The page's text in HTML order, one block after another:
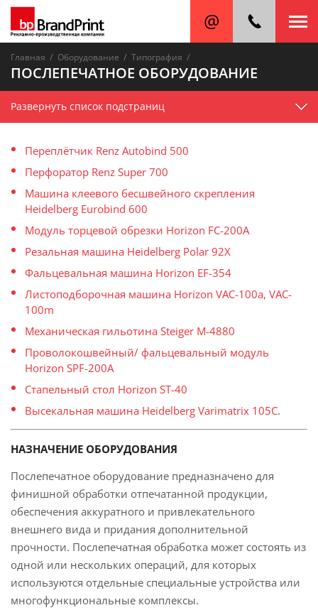
Главная / Оборудование / Типография /
ПОСЛЕПЕЧАТНОЕ ОБОРУДОВАНИЕ
Развернуть список подстраниц
Переплётчик Renz Autobind 500
Перфоратор Renz Super 700
Машина клеевого бесшвейного скрепления
Heidelberg Eurobind 600
Модуль торцевой обрезки Horizon FC-200A
Резальная машина Heidelberg Polar 92X
Фальцевальная машина Horizon EF-354
Листоподборочная машина Horizon VAC-100a, VAC-
100m
Механическая гильотина Steiger M-4880
Проволокошвейный/ фальцевальный модуль
Horizon SPF-200A
Стапельный стол Horizon ST-40
Высекальная машина Heidelberg Varimatrix 105C.
НАЗНАЧЕНИЕ ОБОРУДОВАНИЯ
Послепечатное оборудование предназначено для
финишной обработки отпечатанной продукции,
обеспечения аккуратного и привлекательного
внешнего вида и придания дополнительной
прочности. Послепечатная обработка может состоять из
одной или нескольких операций, для которых
используются отдельные специальные устройства или
многофункциональные комплексы.